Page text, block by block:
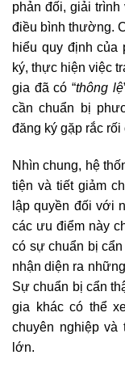
phản đối, giải
điều bình thường.
hiểu quy định của
ký, thực hiện việc
gia đã có “thông lệ
cần chuẩn bị
đăng ký gặp rắc
Nhìn chung, hệ
tiện và tiết giảm
lập quyền đối với
các ưu điểm này
có sự chuẩn bị
nhận diện ra
Sự chuẩn bị cẩn
gia khác có thể
chuyên nghiệp và
lớn.